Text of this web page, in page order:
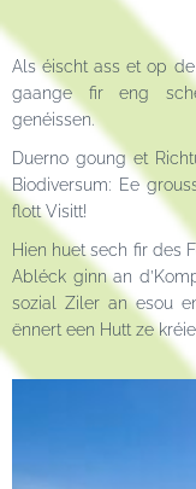
Als éischt ass et op
gaange fir eng
genéissen.
Duerno goung et
Biodiversum: Ee
flott Visitt!
Hien huet sech fir des
Abléck ginn an
sozial Ziler an esou
ënnert een Hutt ze